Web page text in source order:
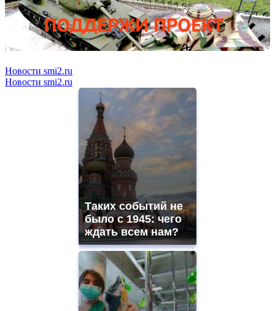
Новости smi2.ru
Новости smi2.ru
Таких событий не
было с 1945: чего
ждать всем нам?